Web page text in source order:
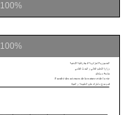
100%
100%